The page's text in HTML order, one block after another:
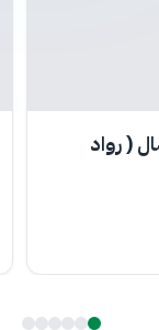
( رواد